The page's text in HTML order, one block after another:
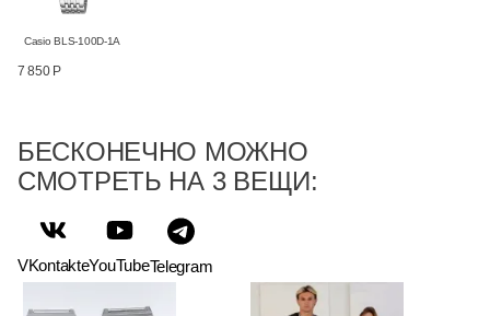
Casio BLS-100D-1A
7 850 Р
БЕСКОНЕЧНО МОЖНО
СМОТРЕТЬ НА 3 ВЕЩИ:
VKontakteYouTubeTelegram